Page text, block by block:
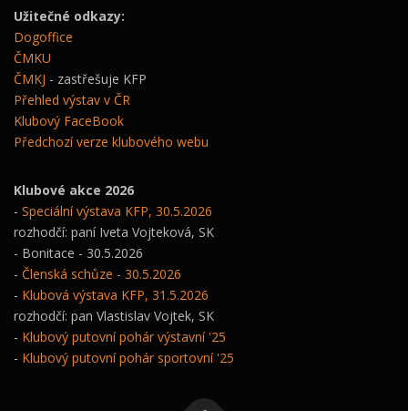
Užitečné odkazy:
Dogoffice
ČMKU
ČMKJ - zastřešuje KFP
Přehled výstav v ČR
Klubový FaceBook
Předchozí verze klubového webu
Klubové akce 2026
- Speciální výstava KFP, 30.5.2026
rozhodčí: paní Iveta Vojteková, SK
- Bonitace - 30.5.2026
- Členská schůze - 30.5.2026
- Klubová výstava KFP, 31.5.2026
rozhodčí: pan Vlastislav Vojtek, SK
- Klubový putovní pohár výstavní '25
- Klubový putovní pohár sportovní '25